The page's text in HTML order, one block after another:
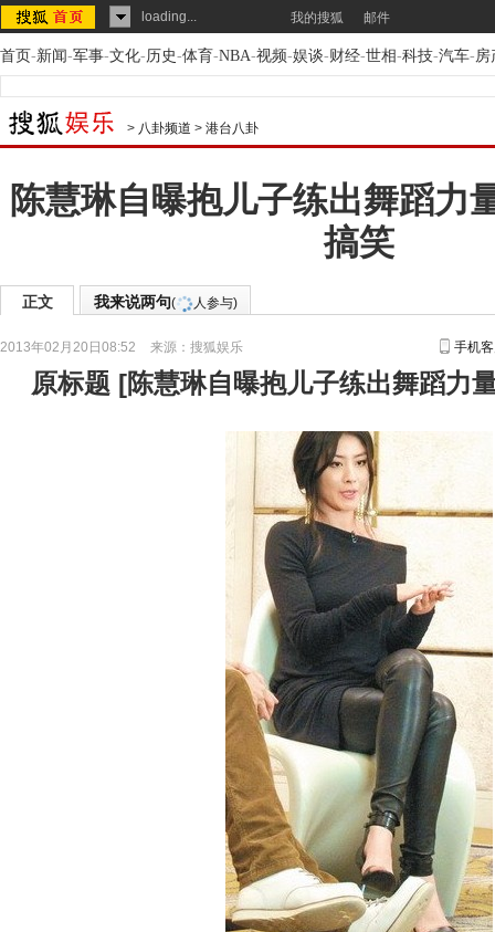
loading... 我的搜狐 邮件
首页-新闻-军事-文化-历史-体育-NBA-视频-娱谈-财经-世相-科技-汽车-房
> 八卦频道 > 港台八卦
陈慧琳自曝抱儿子练出舞蹈力
搞笑
正文 我来说两句( 人参与)
2013年02月20日08:52 来源： 搜狐娱乐 手机
原标题 [陈慧琳自曝抱儿子练出舞蹈力